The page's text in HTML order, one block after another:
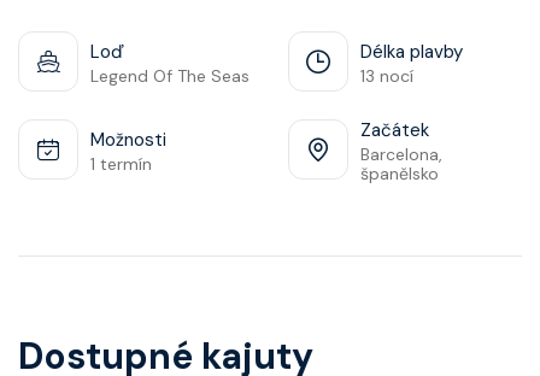
Loď
Legend Of The Seas
Délka plavby
13 nocí
Možnosti
1 termín
Začátek
Barcelona,
španělsko
Dostupné kajuty